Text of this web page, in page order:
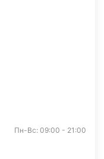
Пн-Вс: 09:00 - 21:00